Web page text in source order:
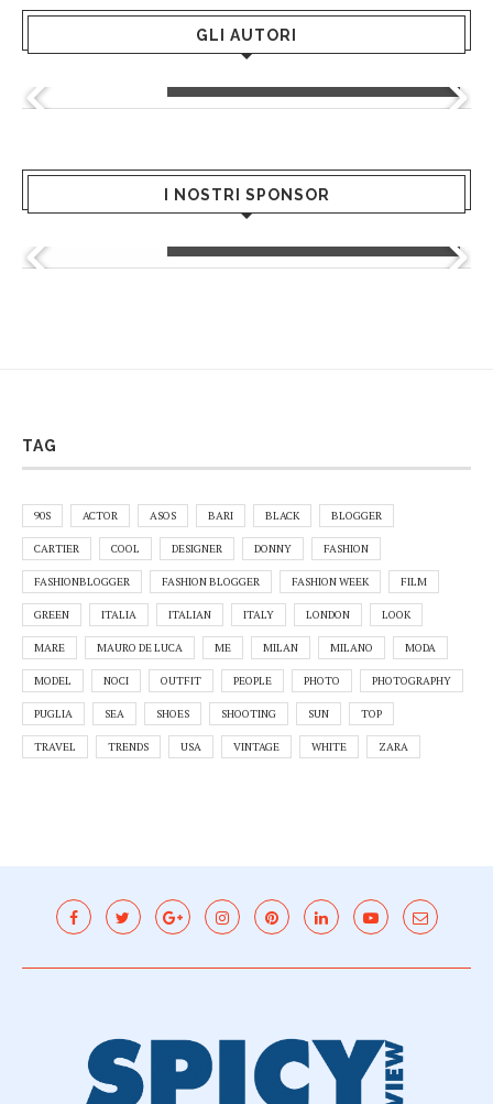
GLI AUTORI
I NOSTRI SPONSOR
TAG
90S ACTOR ASOS BARI BLACK BLOGGER
CARTIER COOL DESIGNER DONNY FASHION
FASHIONBLOGGER FASHION BLOGGER FASHION WEEK FILM
GREEN ITALIA ITALIAN ITALY LONDON LOOK
MARE MAURO DE LUCA ME MILAN MILANO MODA
MODEL NOCI OUTFIT PEOPLE PHOTO PHOTOGRAPHY
PUGLIA SEA SHOES SHOOTING SUN TOP
TRAVEL TRENDS USA VINTAGE WHITE ZARA